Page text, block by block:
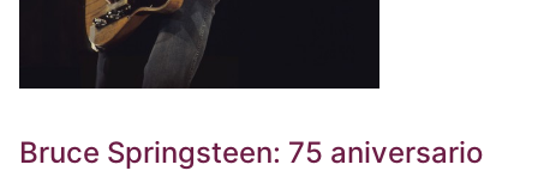
Bruce Springsteen: 75 aniversario